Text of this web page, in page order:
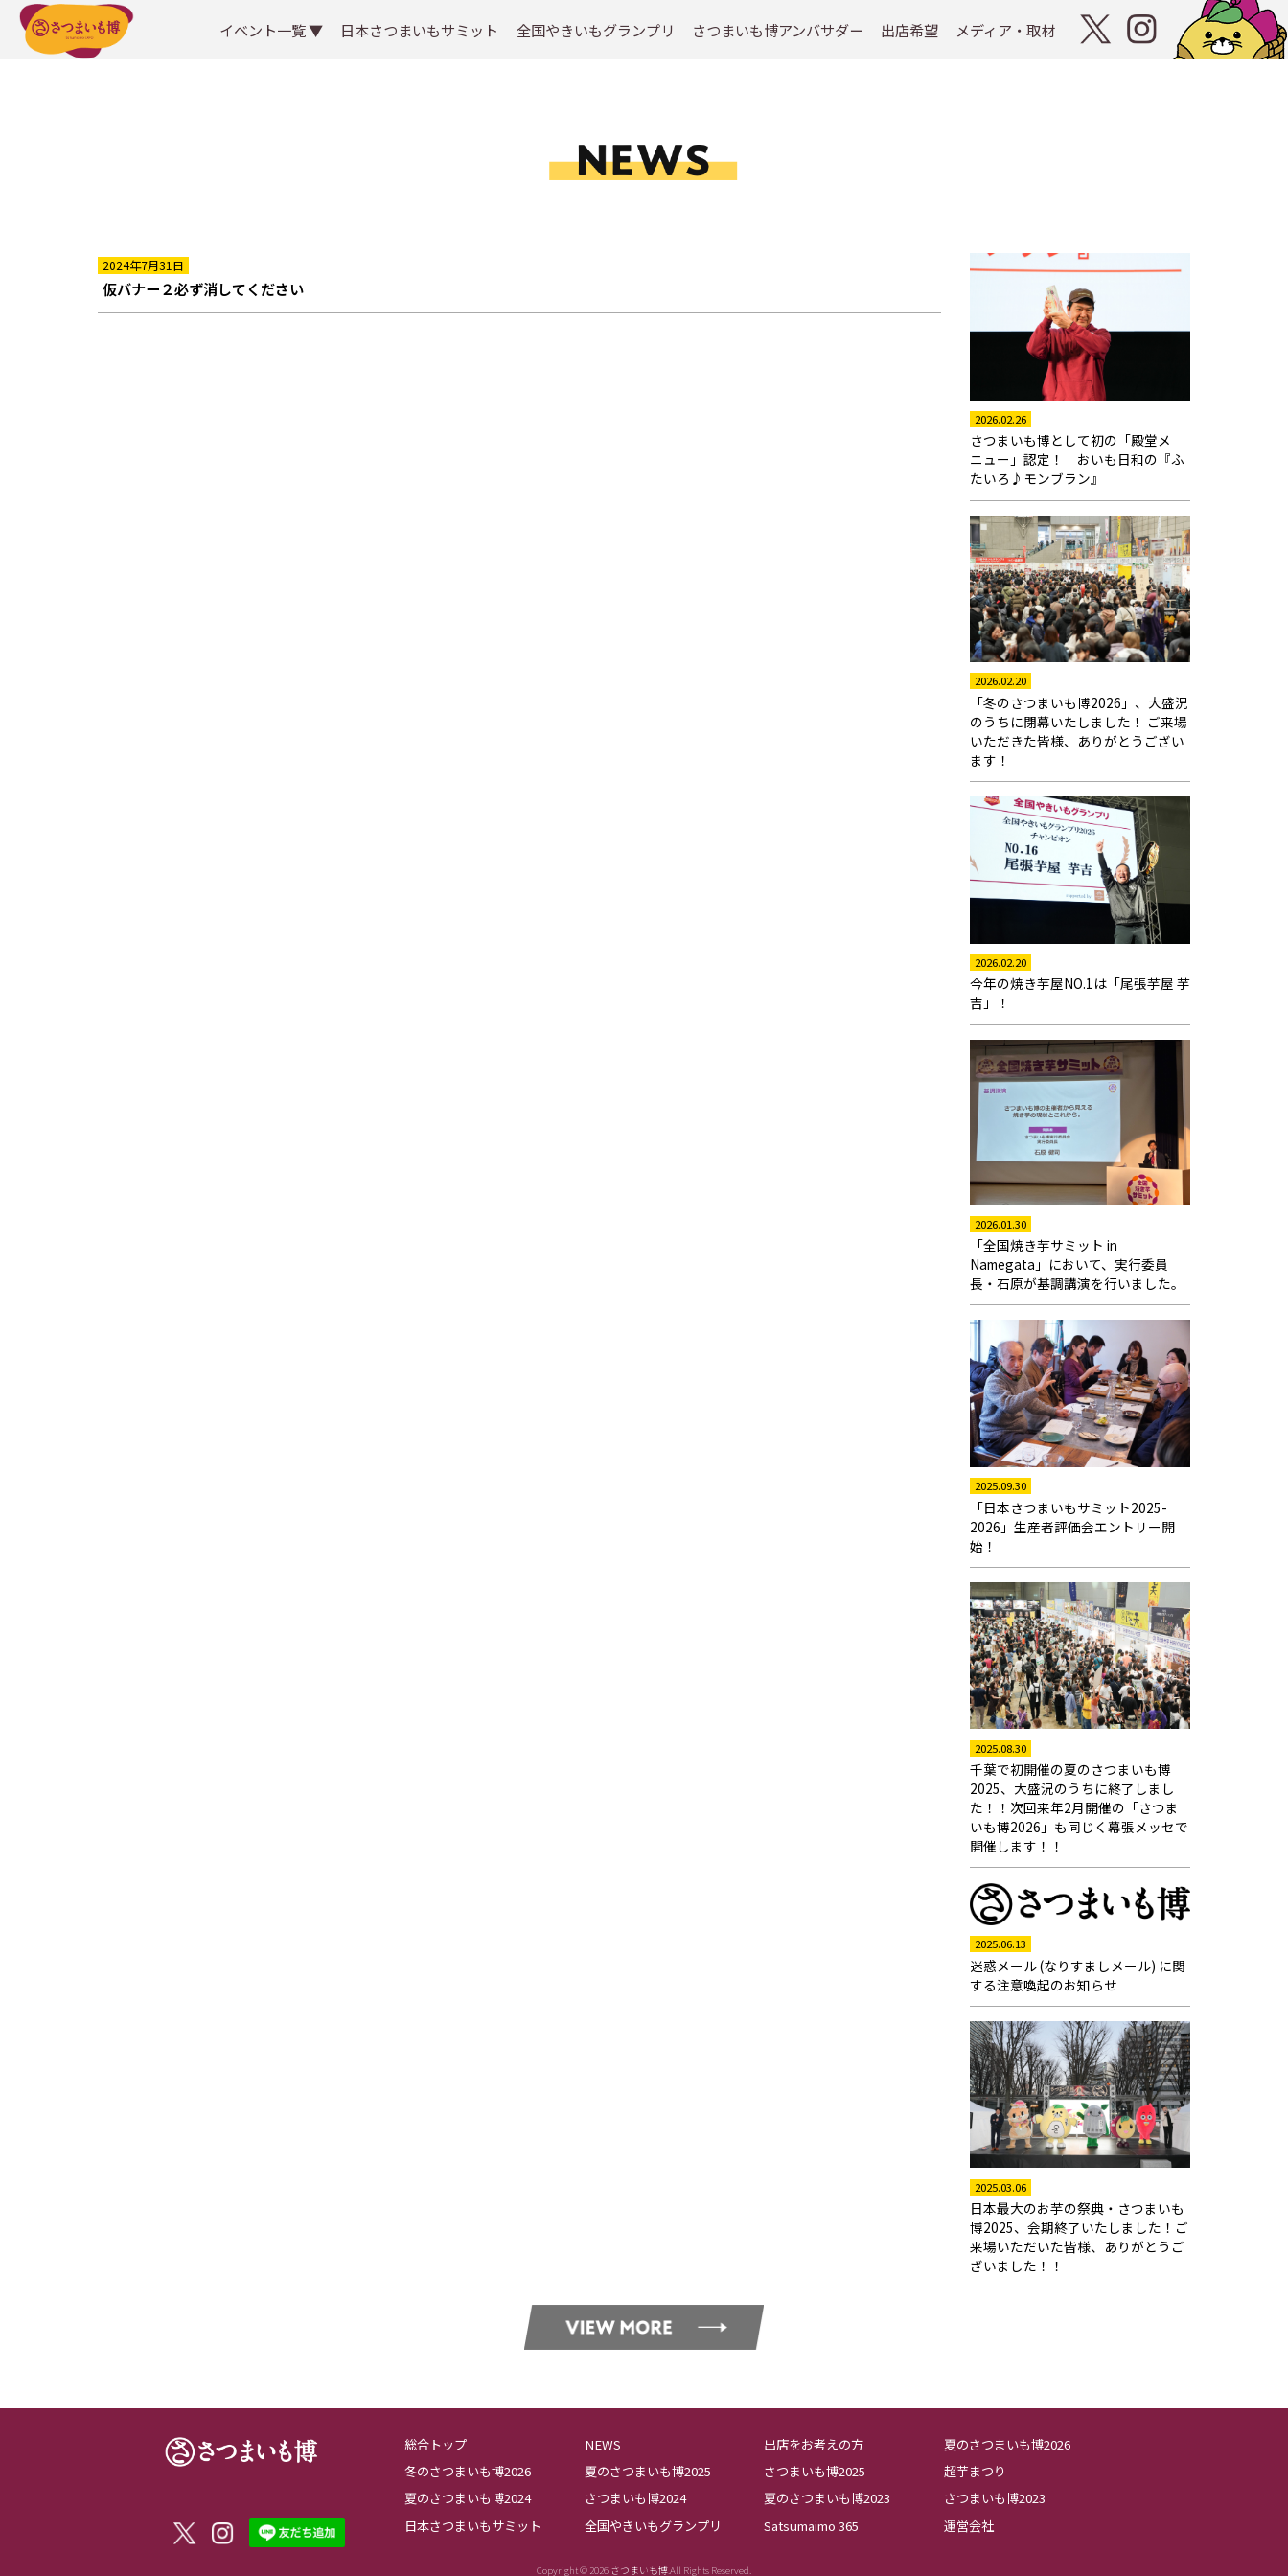
イベント一覧 ▼ 日本さつまいもサミット 全国やきいもグランプリ さつまいも博アンバサダー 出店希望 メディア・取材
2024年7月31日
仮バナー２必ず消してください
2026.02.26
さつまいも博として初の「殿堂メ
ニュー」認定！ おいも日和の『ふ
たいろ♪モンブラン』
2026.02.20
「冬のさつまいも博2026」、大盛況
のうちに閉幕いたしました！ ご来場
いただきた皆様、ありがとうござい
ます！
2026.02.20
今年の焼き芋屋NO.1は「尾張芋屋 芋
吉」！
2026.01.30
「全国焼き芋サミット in
Namegata」において、実行委員
長・石原が基調講演を行いました。
2025.09.30
「日本さつまいもサミット2025-
2026」生産者評価会エントリー開
始！
2025.08.30
千葉で初開催の夏のさつまいも博
2025、大盛況のうちに終了しまし
た！！次回来年2月開催の「さつま
いも博2026」も同じく幕張メッセで
開催します！！
2025.06.13
迷惑メール (なりすましメール) に関
する注意喚起のお知らせ
2025.03.06
日本最大のお芋の祭典・さつまいも
博2025、会期終了いたしました！ご
来場いただいた皆様、ありがとうご
ざいました！！
総合トップ NEWS 出店をお考えの方
夏のさつまいも博2026
冬のさつまいも博2026
夏のさつまいも博2025 さつまいも博2025
超芋まつり
夏のさつまいも博2024
さつまいも博2024 夏のさつまいも博2023
さつまいも博2023
日本さつまいもサミット
全国やきいもグランプリ Satsumaimo 365 運営会社
Copyright © 2026 さつまいも博.All Rights Reserved.